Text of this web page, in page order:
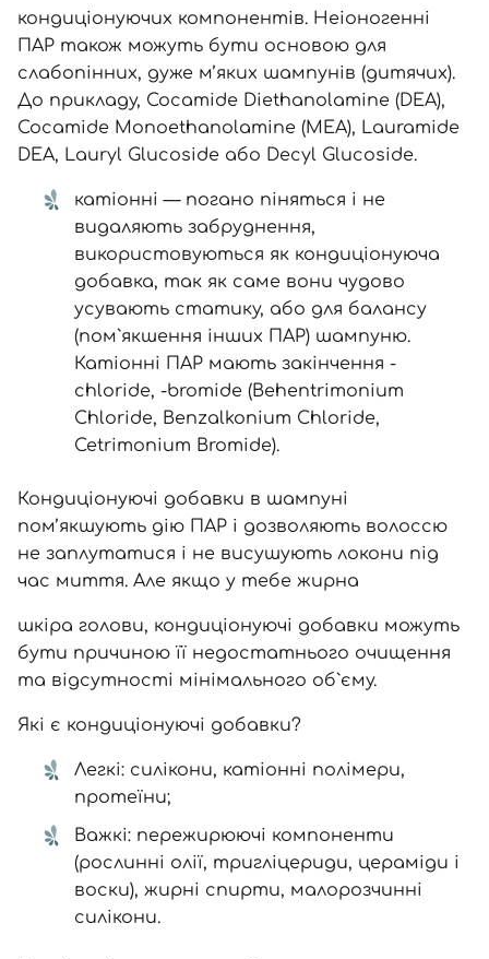
кондиціонуючих компонентів. Неіоногенні
ПАР також можуть бути основою для
слабопінних, дуже м’яких шампунів (дитячих).
До прикладу, Соcamide Diethanolamine (DEA),
Соcamide Monoethanolamine (MEA), Lauramide
DЕA, Lauryl Glucoside або Decyl Glucoside.
катіонні — погано піняться і не
видаляють забруднення,
використовуються як кондиціонуюча
добавка, так як саме вони чудово
усувають статику, або для балансу
(пом`якшення інших ПАР) шампуню.
Катіонні ПАР мають закінчення -
chloride, -bromidе (Behentrimonium
Chloride, Benzalkonium Chloride,
Cetrimonium Bromide).
Кондиціонуючі добавки в шампуні
пом’якшують дію ПАР і дозволяють волоссю
не заплутатися і не висушують локони під
час миття. Але якщо у тебе жирна
шкіра голови, кондиціонуючі добавки можуть
бути причиною її недостатнього очищення
та відсутності мінімального об`єму.
Які є кондиціонуючі добавки?
Легкі: силікони, катіонні полімери,
протеїни;
Важкі: пережирюючі компоненти
(рослинні олії, тригліцериди, цераміди і
воски), жирні спирти, малорозчинні
силікони.